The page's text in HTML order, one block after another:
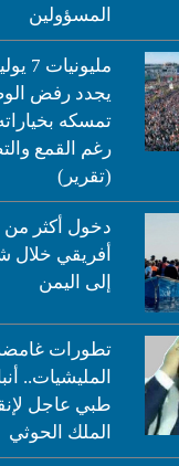
المسؤولين
يجدد رفض
تمسكه
رغم القمع
(تقرير)
أفريقي خلال
إلى اليمن
تطورات
المليشيات..
طبي عاجل
الملك الحوثي